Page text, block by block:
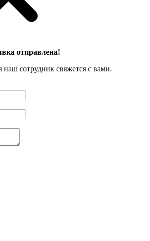
отправлена!
сотрудник свяжется с вами.